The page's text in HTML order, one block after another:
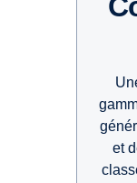
Conduire, vivre,
et